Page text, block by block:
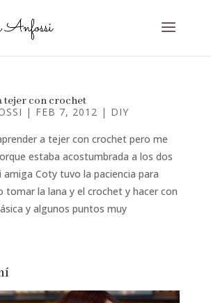
tejer con crochet
| FEB 7, 2012 | DIY
a tejer con crochet pero me
estaba acostumbrada a los dos
amiga Coty tuvo la paciencia para
tomar la lana y el crochet y hacer con
y algunos puntos muy